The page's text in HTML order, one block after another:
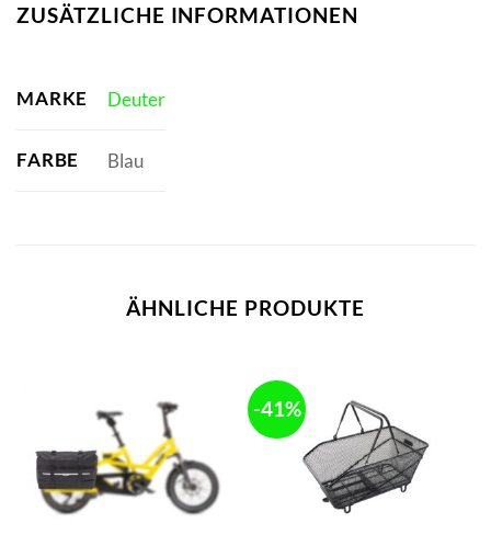
ZUSÄTZLICHE INFORMATIONEN
MARKE Deuter
FARBE Blau
ÄHNLICHE PRODUKTE
-41%